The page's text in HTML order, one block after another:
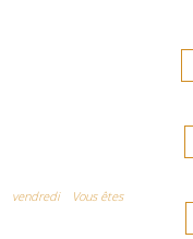
vendredi
Vous êtes